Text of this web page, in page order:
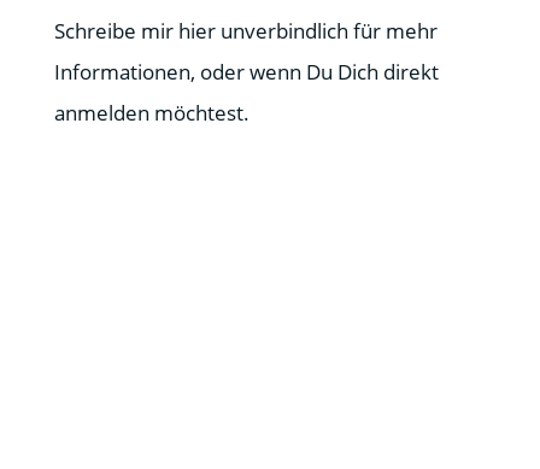
Schreibe mir hier unverbindlich für mehr
Informationen, oder wenn Du Dich direkt
anmelden möchtest.